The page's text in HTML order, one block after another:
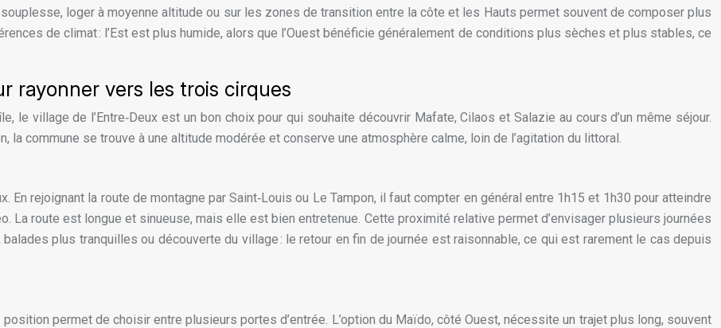
loger à moyenne altitude ou sur les zones de transition entre la côte et les Hauts permet souvent de composer plus
de climat : l’Est est plus humide, alors que l’Ouest bénéficie généralement de conditions plus sèches et plus stables, ce
rayonner vers les trois cirques
le village de l’Entre‑Deux est un bon choix pour qui souhaite découvrir Mafate, Cilaos et Salazie au cours d’un même séjour.
la commune se trouve à une altitude modérée et conserve une atmosphère calme, loin de l’agitation du littoral.
En rejoignant la route de montagne par Saint‑Louis ou Le Tampon, il faut compter en général entre 1h15 et 1h30 pour atteindre
La route est longue et sinueuse, mais elle est bien entretenue. Cette proximité relative permet d’envisager plusieurs journées
balades plus tranquilles ou découverte du village : le retour en fin de journée est raisonnable, ce qui est rarement le cas depuis
permet de choisir entre plusieurs portes d’entrée. L’option du Maïdo, côté Ouest, nécessite un trajet plus long, souvent